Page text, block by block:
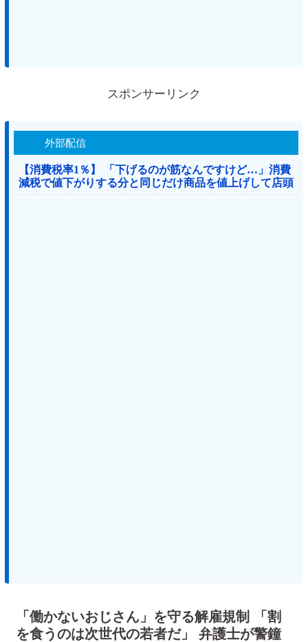
スポンサーリンク
外部配信
【消費税率1％】 「下げるのが筋なんですけど…」消費
減税で値下がりする分と同じだけ商品を値上げして店頭
価格を変えない店も
「働かないおじさん」を守る解雇規制 「割
を食うのは次世代の若者だ」 弁護士が警鐘